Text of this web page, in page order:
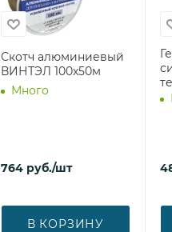
Скотч алюминиевый
ВИНТЭЛ 100х50м
Много
764 руб./шт
В КОРЗИНУ